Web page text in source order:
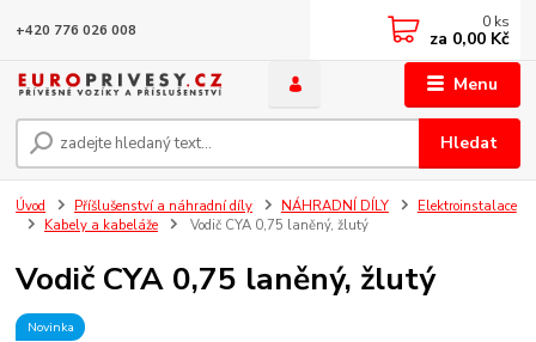
Menu
Hledat
+420 776 026 008 0 ks
za 0,00 Kč
Úvod Příšlušenství a náhradní díly NÁHRADNÍ DÍLY
Elektroinstalace
Kabely a kabeláže
Vodič CYA 0,75 laněný, žlutý
Vodič CYA 0,75 laněný, žlutý
Novinka